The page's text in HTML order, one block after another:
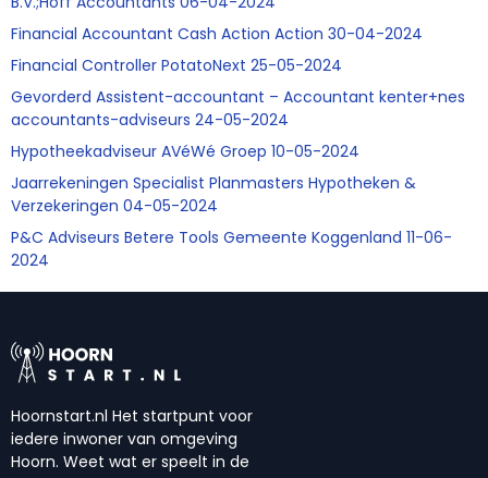
Financial Accountant Cash Action Action 30-04-2024
Financial Controller PotatoNext 25-05-2024
Gevorderd Assistent-accountant – Accountant kenter+nes
accountants-adviseurs 24-05-2024
Hypotheekadviseur AVéWé Groep 10-05-2024
Jaarrekeningen Specialist Planmasters Hypotheken &
Verzekeringen 04-05-2024
P&C Adviseurs Betere Tools Gemeente Koggenland 11-06-
2024
Hoornstart.nl Het startpunt voor
iedere inwoner van omgeving
Hoorn. Weet wat er speelt in de